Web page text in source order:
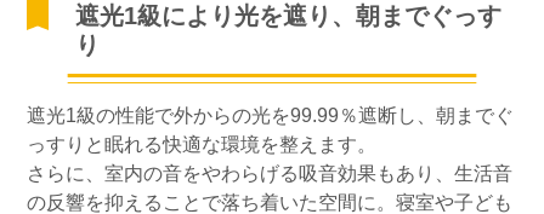
遮光1級により光を遮り、朝までぐっす
り
遮光1級の性能で外からの光を99.99％遮断し、朝までぐ
っすりと眠れる快適な環境を整えます。
さらに、室内の音をやわらげる吸音効果もあり、生活音
の反響を抑えることで落ち着いた空間に。寝室や子ども